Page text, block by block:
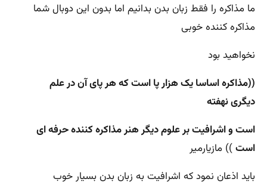
ما مذاکره را فقط زبان بدن بدانیم اما بدون این دوبال شما
مذاکره کننده خوبی
نخواهید بود
((مذاکره اساسا یک هزار پا است که هر پای آن در علم
دیگری نهفته
است و اشرافیت بر علوم دیگر هنر مذاکره کننده حرفه ای
است)) مازیارمیر
باید اذعان نمود که اشرافیت به زبان بدن بسیار خوب